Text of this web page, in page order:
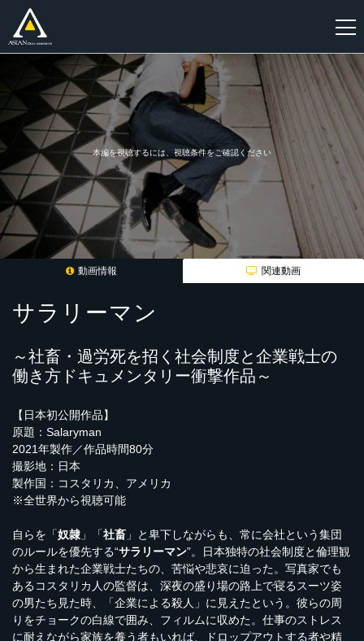
新
規
本編を視聴するには、視聴条件をご確認ください
動画情報 関連動画
サラリーマン
～社畜・過労死を招く社会制度と企業戦士の
働き方ドキュメンタリー衝撃作品～
【日本初公開作品】
原題：Salaryman
2021年製作／作品時間80分
撮影地：日本
製作国：コスタリカ、アメリカ
※全世界から視聴可能
自らを「奴隷 」「社畜 」と卑下しながらも、常に会社という集団
のルールを優先する“サラリーマン”。日本独特の社会制度と倫理観
から生まれた企業戦士たちの、苦悩や悲哀に迫った。写真家でも
あるコスタリカ人の監督は、深夜の盛り場の路上で寝るスーツ姿
の男たち見た時、「企業による殺人」に見えたという。彼らの周
りをチョークの白線で囲み、フィルムに収めた。仕事のストレス
に耐えながら家族を養う者もいれば、ドロップアウトする者や精